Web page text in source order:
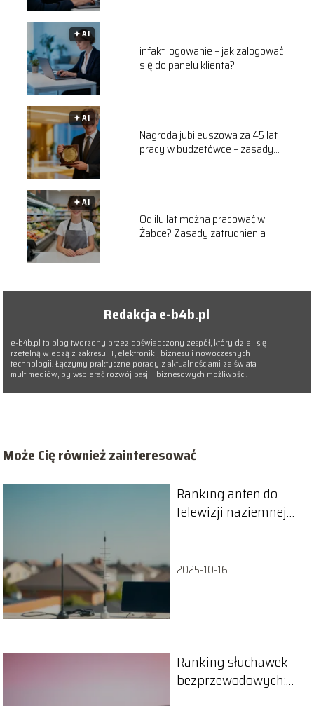
🟅 AI
infakt logowanie – jak zalogować
się do panelu klienta?
🟅 AI
Nagroda jubileuszowa za 45 lat
pracy w budżetówce – zasady
🟅 AI
Od ilu lat można pracować w
Żabce? Zasady zatrudnienia
Redakcja e-b4b.pl
e-b4b.pl to blog tworzony przez doświadczony zespół, który dzieli się
rzetelną wiedzą z zakresu IT, elektroniki, biznesu i nowoczesnych
technologii. Łączymy praktyczne porady z aktualnościami ze świata
multimediów, by wspierać rozwój pasji i biznesowych możliwości.
Może Cię również zainteresować
Ranking anten do
telewizji naziemnej
2025-10-16
Ranking słuchawek
bezprzewodowych: